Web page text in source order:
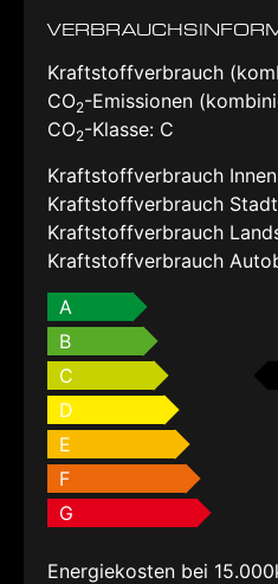
Kraftstoffverbrauch
CO2-Emissionen
CO2-Klasse: C
Kraftstoffverbrauch
Kraftstoffverbrauch
Kraftstoffverbrauch
Kraftstoffverbrauch
A
B
C
D
E
F
G
Energiekosten bei